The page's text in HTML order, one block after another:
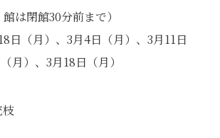
館は閉館30分前まで）
日（月）、3月4日（月）、3月11日
（月）、3月18日（月）
枝